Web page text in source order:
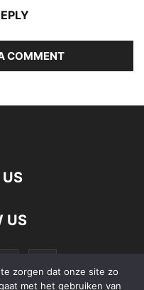
COMMENT
US
zorgen dat onze site zo
met het gebruiken van